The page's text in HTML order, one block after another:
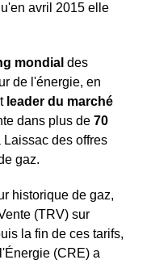
avril 2015 elle
mondial des
de l'énergie, en
leader du marché
dans plus de 70
des offres
gaz.
historique de gaz,
(TRV) sur
la fin de ces tarifs,
(CRE) a